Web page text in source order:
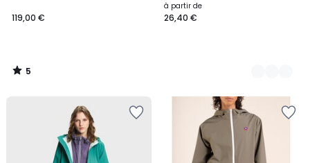
119,00 €
5
/
à partir de
26,40 €